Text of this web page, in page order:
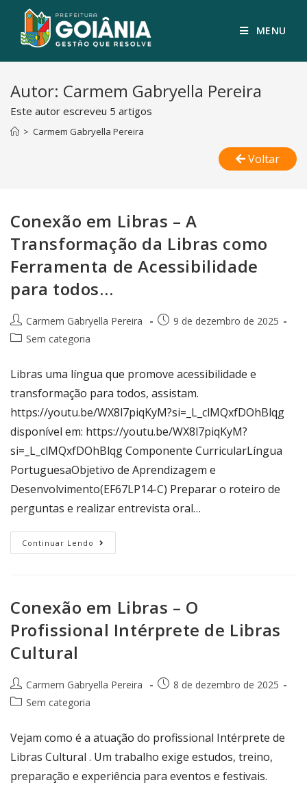
MENU
Autor: Carmem Gabryella Pereira
Este autor escreveu 5 artigos
> Carmem Gabryella Pereira
Voltar
Conexão em Libras – A
Transformação da Libras como
Ferramenta de Acessibilidade
para todos…
Carmem Gabryella Pereira
9 de dezembro de 2025
Sem categoria
Libras uma língua que promove acessibilidade e
transformação para todos, assistam.
https://youtu.be/WX8l7piqKyM?si=_L_clMQxfDOhBlqg
disponível em: https://youtu.be/WX8l7piqKyM?
si=_L_clMQxfDOhBlqg Componente CurricularLíngua
PortuguesaObjetivo de Aprendizagem e
Desenvolvimento(EF67LP14-C) Preparar o roteiro de
perguntas e realizar entrevista oral…
Continuar Lendo
Conexão em Libras – O
Profissional Intérprete de Libras
Cultural
Carmem Gabryella Pereira
8 de dezembro de 2025
Sem categoria
Vejam como é a atuação do profissional Intérprete de
Libras Cultural . Um trabalho exige estudos, treino,
preparação e experiência para eventos e festivais.